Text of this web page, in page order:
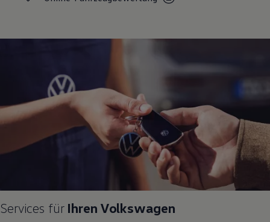
Economy Service
Modellspezifisches Zubehör
Schutz und Pflege
Transport
Entertainment und Elektronik
Individualisieren
Wallbox und Ladekabel
Digitale Extras
Dienste für Ihr Modell finden
Volkswagen Apps, Login und Shop
Handy und Fahrzeug verbinden
Updates für Software, Karten und Radio
Über Ihr Auto
Vorgängermodelle
Kundeninformationen
Services für Ihren Volkswagen